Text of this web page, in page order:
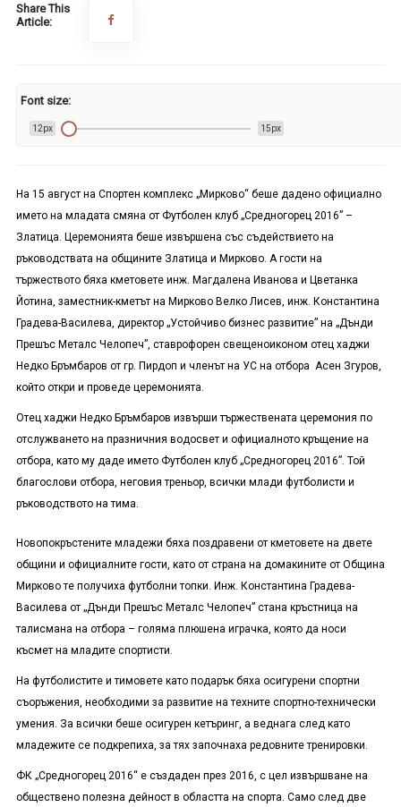
Share This
Article:
Font size:
12px 15px
На 15 август на Спортен комплекс „Мирково“ беше дадено официално
името на младата смяна от Футболен клуб „Средногорец 2016” –
Златица. Церемонията беше извършена със съдействието на
ръководствата на общините Златица и Мирково. А гости на
тържеството бяха кметовете инж. Магдалена Иванова и Цветанка
Йотина, заместник-кметът на Мирково Велко Лисев, инж. Константина
Градева-Василева, директор „Устойчиво бизнес развитие” на „Дънди
Прешъс Металс Челопеч”, ставрофорен свещеноиконом отец хаджи
Недко Бръмбаров от гр. Пирдоп и членът на УС на отбора Асен Згуров,
който откри и проведе церемонията.
Отец хаджи Недко Бръмбаров извърши тържествената церемония по
отслужването на празничния водосвет и официалното кръщение на
отбора, като му даде името Футболен клуб „Средногорец 2016”. Той
благослови отбора, неговия треньор, всички млади футболисти и
ръководството на тима.
Новопокръстените младежи бяха поздравени от кметовете на двете
общини и официалните гости, като от страна на домакините от Община
Мирково те получиха футболни топки. Инж. Константина Градева-
Василева от „Дънди Прешъс Металс Челопеч” стана кръстница на
талисмана на отбора – голяма плюшена играчка, която да носи
късмет на младите спортисти.
На футболистите и тимовете като подарък бяха осигурени спортни
съоръжения, необходими за развитие на техните спортно-технически
умения. За всички беше осигурен кетъринг, а веднага след като
младежите се подкрепиха, за тях започнаха редовните тренировки.
ФК „Средногорец 2016“ е създаден през 2016, с цел извършване на
обществено полезна дейност в областта на спорта. Само след две